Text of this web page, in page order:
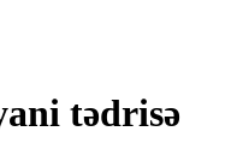
tədrisə